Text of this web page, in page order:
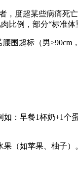
度超某些病痛死
比例，部分“标准体
超标（男≥90cm
：早餐1杯奶+1个
（如苹果、柚子